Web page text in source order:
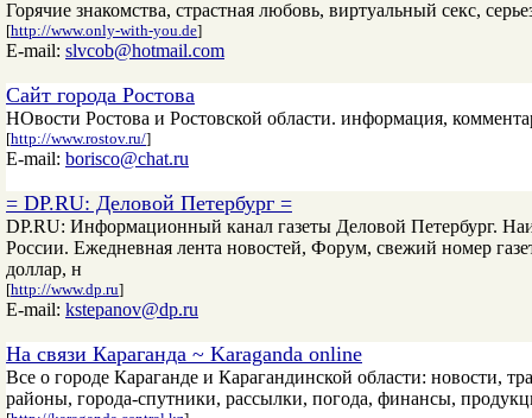
Горячие знакомства, страстная любовь, виртуальный секс,
[http://www.only-with-you.de]
E-mail: slvcob@hotmail.com
Сайт города Ростова
НОвости Ростова и Ростовской области. информация,
[http://www.rostov.ru/]
E-mail: borisco@chat.ru
= DP.RU: Деловой Петербург =
DP.RU: Информационный канал газеты Деловой Петербург.
России. Ежедневная лента новостей, Форум, свежий номер
доллар, н
[http://www.dp.ru]
E-mail: kstepanov@dp.ru
На связи Караганда ~ Karaganda online
Все о городе Караганде и Карагандинской области: новости,
районы, города-спутники, рассылки, погода, финансы,